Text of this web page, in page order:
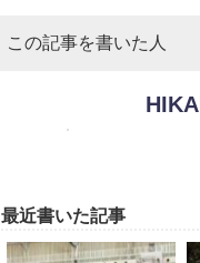
この記事を書いた人
最近書いた記事